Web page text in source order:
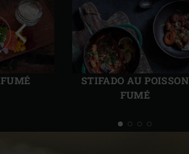
STIFADO AU POISSON
FUMÉ